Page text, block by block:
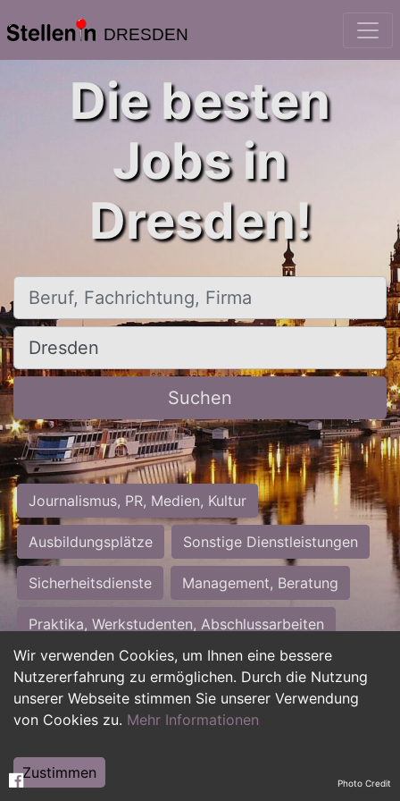
DRESDEN
Wir verwenden Cookies, um Ihnen eine bessere
Nutzererfahrung zu ermöglichen. Durch die Nutzung
unserer Webseite stimmen Sie unserer Verwendung
von Cookies zu. Mehr Informationen
Zustimmen
Die besten
Jobs in
Dresden!
Beruf, Fachrichtung, Firma
Ort, Stadt
Suchen
Journalismus, PR, Medien, Kultur
Ausbildungsplätze Sonstige Dienstleistungen
Sicherheitsdienste Management, Beratung
Praktika, Werkstudenten, Abschlussarbeiten
Personalwesen Assistenz, Sekretariat
Hilfskräfte, Aushilfs- und Nebenjobs
Weiterbildung, Studium, duale Ausbildung Photo Credit